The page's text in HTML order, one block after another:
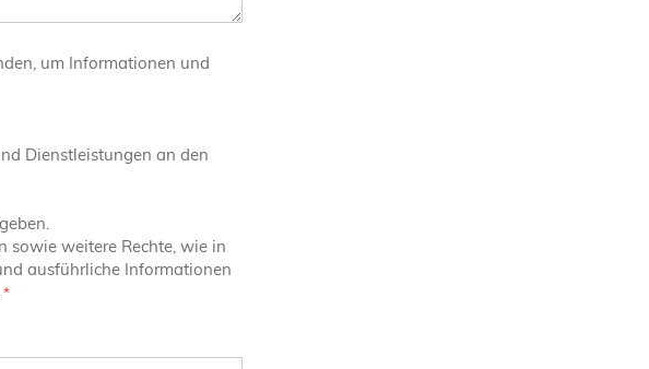
um Informationen und
Dienstleistungen an den
sowie weitere Rechte, wie in
ausführliche Informationen